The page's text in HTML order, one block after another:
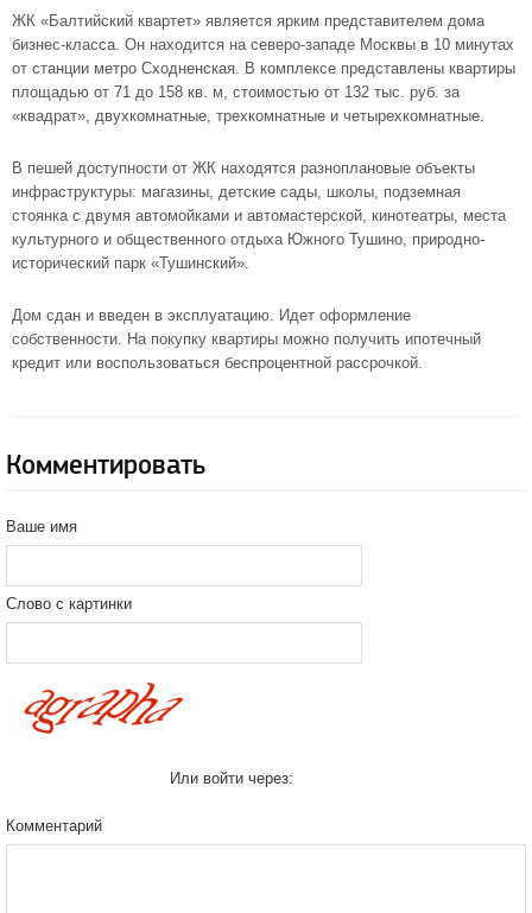
ЖК «Балтийский квартет» является ярким представителем дома
бизнес-класса. Он находится на северо-западе Москвы в 10 минутах
от станции метро Сходненская. В комплексе представлены квартиры
площадью от 71 до 158 кв. м, стоимостью от 132 тыс. руб. за
«квадрат», двухкомнатные, трехкомнатные и четырехкомнатные.
В пешей доступности от ЖК находятся разноплановые объекты
инфраструктуры: магазины, детские сады, школы, подземная
стоянка с двумя автомойками и автомастерской, кинотеатры, места
культурного и общественного отдыха Южного Тушино, природно-
исторический парк «Тушинский».
Дом сдан и введен в эксплуатацию. Идет оформление
собственности. На покупку квартиры можно получить ипотечный
кредит или воспользоваться беспроцентной рассрочкой.
Комментировать
Ваше имя
Слово с картинки
Или войти через:
Комментарий